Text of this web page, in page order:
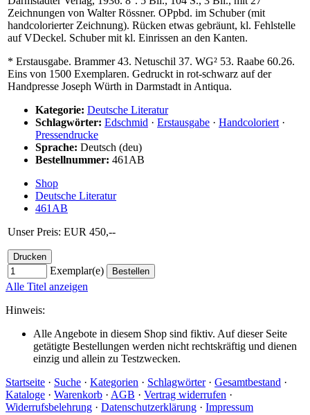
Zeichnungen von Walter Rössner. OPpbd. im Schuber (mit
handcolorierter Zeichnung). Rücken etwas gebräunt, kl. Fehlstelle
auf VDeckel. Schuber mit kl. Einrissen an den Kanten.
* Erstausgabe. Brammer 43. Netuschil 37. WG² 53. Raabe 60.26.
Eins von 1500 Exemplaren. Gedruckt in rot-schwarz auf der
Handpresse Joseph Würth in Darmstadt in Antiqua.
Kategorie: Deutsche Literatur
Schlagwörter: Edschmid · Erstausgabe · Handcoloriert ·
Pressendrucke
Sprache: Deutsch (deu)
Bestellnummer: 461AB
Shop
Deutsche Literatur
461AB
Unser Preis: EUR 450,--
Exemplar(e)
Alle Titel anzeigen
Hinweis:
Alle Angebote in diesem Shop sind fiktiv. Auf dieser Seite
getätigte Bestellungen werden nicht rechtskräftig und dienen
einzig und allein zu Testzwecken.
Startseite · Suche · Kategorien · Schlagwörter· Gesamtbestand ·
Kataloge · Warenkorb · AGB · Vertrag widerrufen ·
Widerrufsbelehrung · Datenschutzerklärung · Impressum